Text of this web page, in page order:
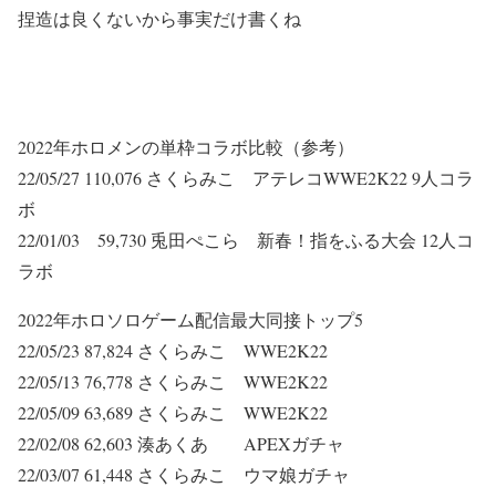
捏造は良くないから事実だけ書くね
2022年ホロメンの単枠コラボ比較（参考）
22/05/27 110,076 さくらみこ アテレコWWE2K22 9人コラ
ボ
22/01/03 59,730 兎田ぺこら 新春！指をふる大会 12人コ
ラボ
2022年ホロソロゲーム配信最大同接トップ5
22/05/23 87,824 さくらみこ WWE2K22
22/05/13 76,778 さくらみこ WWE2K22
22/05/09 63,689 さくらみこ WWE2K22
22/02/08 62,603 湊あくあ APEXガチャ
22/03/07 61,448 さくらみこ ウマ娘ガチャ